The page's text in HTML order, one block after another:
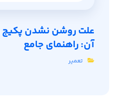
علت روشن نشدن پکیج
آن: راهنمای جامع
تعمیر